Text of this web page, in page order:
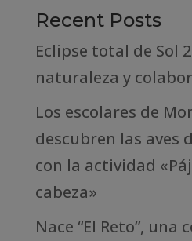
Recent Posts
Eclipse total de Sol
naturaleza y
Los escolares de
descubren las aves
con la actividad
cabeza»
Nace “El Reto”, una